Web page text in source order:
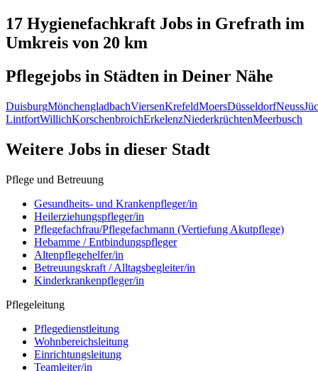
17 Hygienefachkraft Jobs in Grefrath im
Umkreis von 20 km
Pflegejobs in Städten in Deiner Nähe
DuisburgMönchengladbachViersenKrefeldMoersDüsseldorfNeuss
LintfortWillichKorschenbroichErkelenzNiederkrüchtenMeerbusch
Weitere Jobs in dieser Stadt
Pflege und Betreuung
Gesundheits- und Krankenpfleger/in
Heilerziehungspfleger/in
Pflegefachfrau/Pflegefachmann (Vertiefung Akutpflege)
Hebamme / Entbindungspfleger
Altenpflegehelfer/in
Betreuungskraft / Alltagsbegleiter/in
Kinderkrankenpfleger/in
Pflegeleitung
Pflegedienstleitung
Wohnbereichsleitung
Einrichtungsleitung
Teamleiter/in